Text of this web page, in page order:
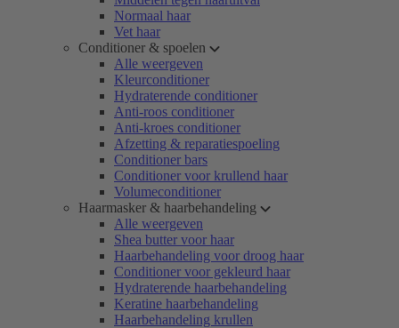
Normaal haar
Vet haar
Conditioner & spoelen
Alle weergeven
Kleurconditioner
Hydraterende conditioner
Anti-roos conditioner
Anti-kroes conditioner
Afzetting & reparatiespoeling
Conditioner bars
Conditioner voor krullend haar
Volumeconditioner
Haarmasker & haarbehandeling
Alle weergeven
Shea butter voor haar
Haarbehandeling voor droog haar
Conditioner voor gekleurd haar
Hydraterende haarbehandeling
Keratine haarbehandeling
Haarbehandeling krullen